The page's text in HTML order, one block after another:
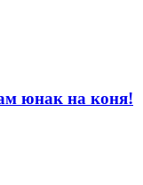
юнак на коня!